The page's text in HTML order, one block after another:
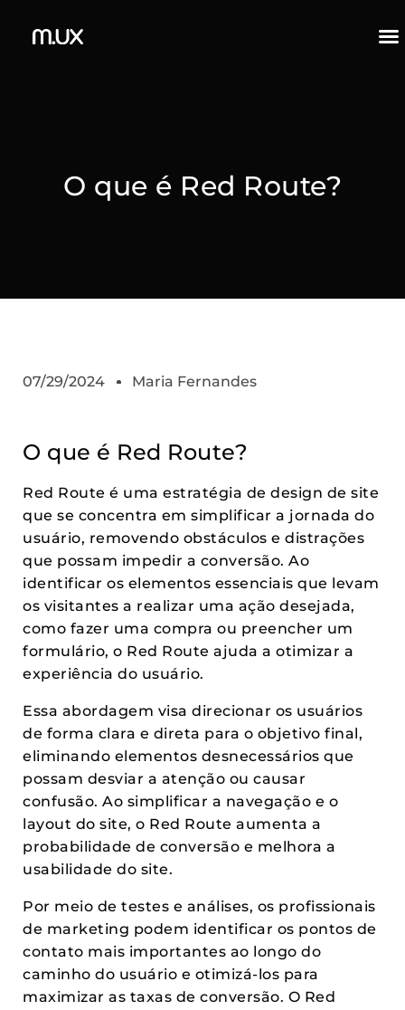
O que é Red Route?
07/29/2024 Maria Fernandes
O que é Red Route?
Red Route é uma estratégia de design de site
que se concentra em simplificar a jornada do
usuário, removendo obstáculos e distrações
que possam impedir a conversão. Ao
identificar os elementos essenciais que levam
os visitantes a realizar uma ação desejada,
como fazer uma compra ou preencher um
formulário, o Red Route ajuda a otimizar a
experiência do usuário.
Essa abordagem visa direcionar os usuários
de forma clara e direta para o objetivo final,
eliminando elementos desnecessários que
possam desviar a atenção ou causar
confusão. Ao simplificar a navegação e o
layout do site, o Red Route aumenta a
probabilidade de conversão e melhora a
usabilidade do site.
Por meio de testes e análises, os profissionais
de marketing podem identificar os pontos de
contato mais importantes ao longo do
caminho do usuário e otimizá-los para
maximizar as taxas de conversão. O Red